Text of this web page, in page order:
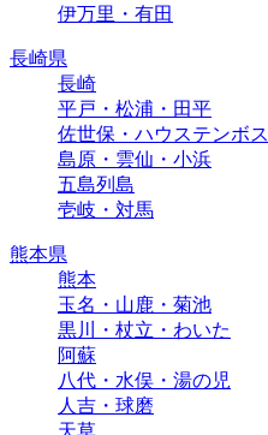
伊万里・有田
長崎県
長崎
平戸・松浦・田平
佐世保・ハウステンボス
島原・雲仙・小浜
五島列島
壱岐・対馬
熊本県
熊本
玉名・山鹿・菊池
黒川・杖立・わいた
阿蘇
八代・水俣・湯の児
人吉・球磨
天草